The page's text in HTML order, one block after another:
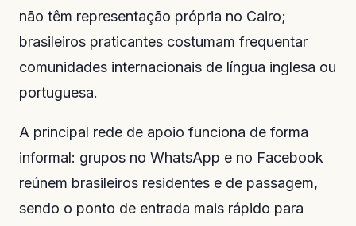
não têm representação própria no Cairo;
brasileiros praticantes costumam frequentar
comunidades internacionais de língua inglesa ou
portuguesa.
A principal rede de apoio funciona de forma
informal: grupos no WhatsApp e no Facebook
reúnem brasileiros residentes e de passagem,
sendo o ponto de entrada mais rápido para